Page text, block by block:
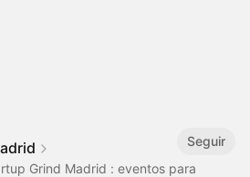
Seguir
Grind Madrid : eventos para